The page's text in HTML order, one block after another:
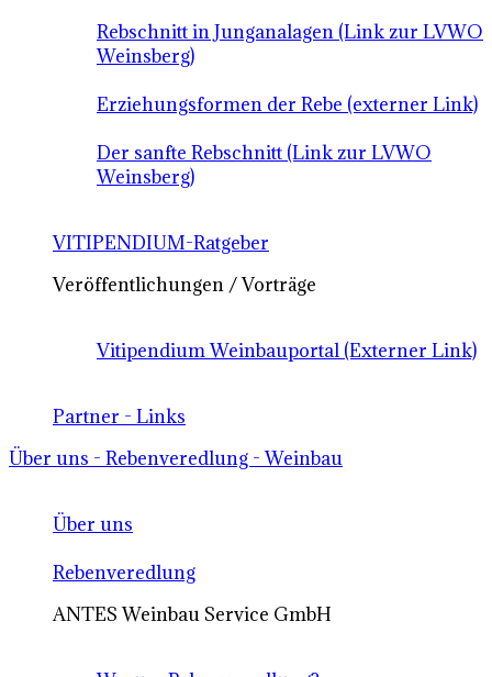
Rebschnitt in Junganalagen (Link zur LVWO
Weinsberg)
Erziehungsformen der Rebe (externer Link)
Der sanfte Rebschnitt (Link zur LVWO
Weinsberg)
VITIPENDIUM-Ratgeber
Veröffentlichungen / Vorträge
Vitipendium Weinbauportal (Externer Link)
Partner - Links
Über uns - Rebenveredlung - Weinbau
Über uns
Rebenveredlung
ANTES Weinbau Service GmbH